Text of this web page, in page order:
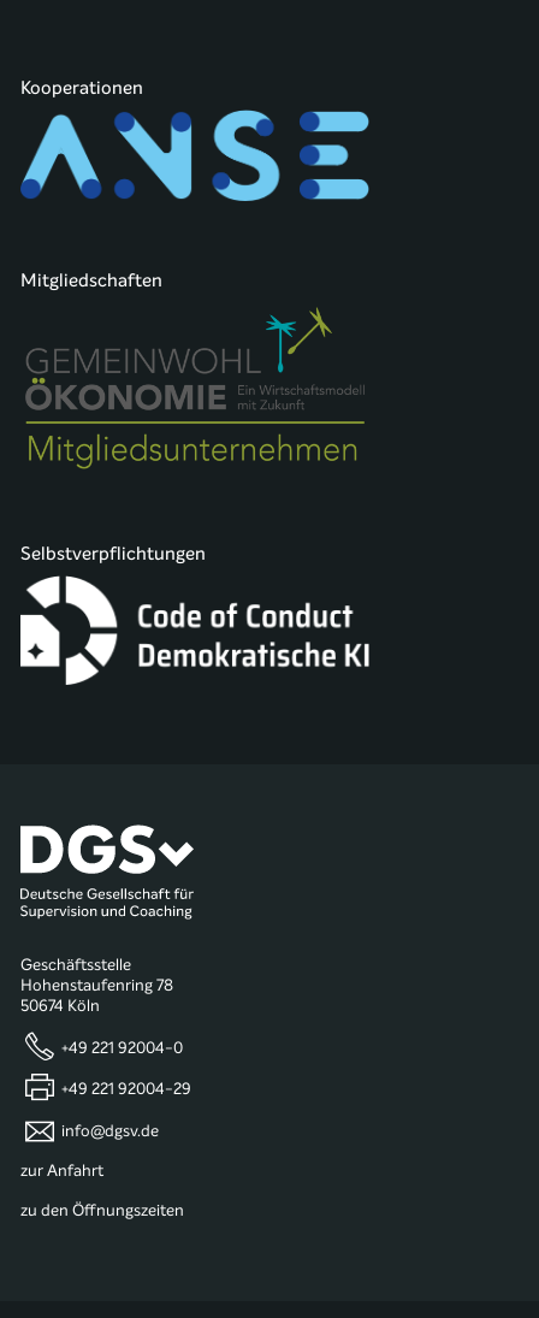
Kooperationen
Mitgliedschaften
Selbstverpflichtungen
Geschäftsstelle
Hohenstaufenring 78
50674 Köln
+49 221 92004-0
+49 221 92004-29
info@dgsv.de
zur Anfahrt
zu den Öffnungszeiten